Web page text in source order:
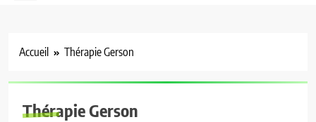
Accueil Thérapie Gerson
Thérapie Gerson